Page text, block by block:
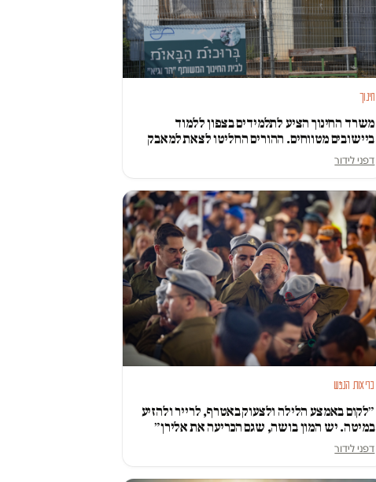
חינוך
משרד החינוך הציע לתלמידים בצפון ללמוד
ביישובים מטווחים. ההורים החליטו לצאת למאבק
דפני לידור
בריאות הנפש
״לקום באמצע הלילה ולצעוק באטרף, לרייר ולהזיע
במיטה. יש המון בושה, שגם הכריעה את אלירן״
דפני לידור